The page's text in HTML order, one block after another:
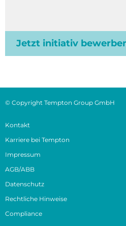
Jetzt initiativ
© Copyright Tempton Group GmbH
Kontakt
Karriere bei Tempton
Impressum
AGB/ABB
Datenschutz
Rechtliche Hinweise
Compliance